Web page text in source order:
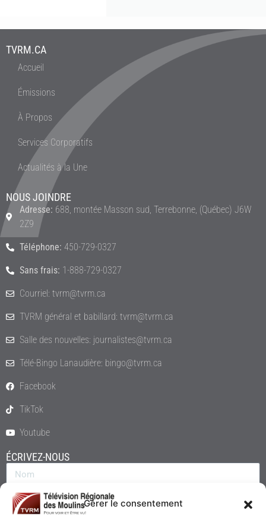
Gérer le consentement
TVRM.CA
Accueil
Émissions
À Propos
Services Corporatifs
Actualités à la Une
NOUS JOINDRE
Adresse: 688, montée Masson sud, Terrebonne, (Québec) J6W
2Z9
Téléphone: 450-729-0327
Sans frais: 1-888-729-0327
Courriel: tvrm@tvrm.ca
TVRM général et babillard: tvrm@tvrm.ca
Salle des nouvelles: journalistes@tvrm.ca
Télé-Bingo Lanaudière: bingo@tvrm.ca
Facebook
TikTok
Youtube
ÉCRIVEZ-NOUS